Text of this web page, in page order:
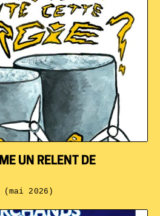
UN RELENT DE
2026)